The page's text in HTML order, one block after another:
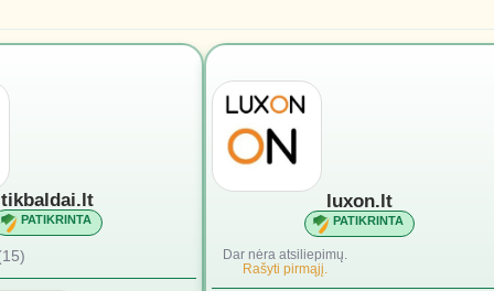
tikbaldai.lt
PATIKRINTA
luxon.lt
PATIKRINTA
Dar nėra atsiliepimų.
Rašyti pirmąjį.